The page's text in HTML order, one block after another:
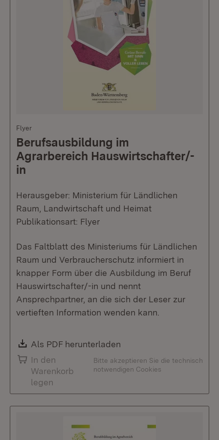
Flyer
Berufsausbildung im
Agrarbereich Hauswirtschafter/-
in
Herausgeber: Ministerium für Ländlichen
Raum, Landwirtschaft und Heimat
Publikationsart: Flyer
Das Faltblatt des Ministeriums für Ländlichen
Raum und Verbraucherschutz informiert in
knapper Form über die Ausbildung im Beruf
Hauswirtschafter/-in und nennt
Ansprechpartner, an die sich der Leser zur
vertieften Information wenden kann.
Download:
Als PDF herunterladen
In den
Warenkorb
legen
Bitte akzeptieren Sie die technisch
notwendigen Cookies